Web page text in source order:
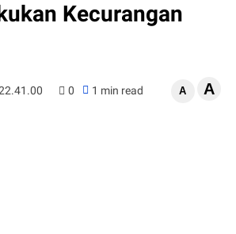
Kecurangan
0 1 min read A A